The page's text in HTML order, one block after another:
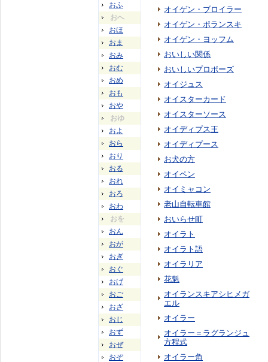
おふ
おへ
おほ
おま
おみ
おむ
おめ
おも
おや
おゆ
およ
おら
おり
おる
おれ
おろ
おわ
おを
おん
おが
おぎ
おぐ
おげ
おご
おざ
おじ
おず
おぜ
おぞ
オイゲン・ブロイラー
オイゲン・ポランスキ
オイゲン・ヨッフム
おいしい関係
おいしいプロポーズ
オイジュス
オイスターカード
オイスターソース
オイディプス王
オイディプース
お犬の方
オイペン
オイミャコン
老山自転車館
おいらせ町
オイラト
オイラト語
オイラリア
花魁
オイランスキアシヒメガ
エル
オイラー
オイラー＝ラグランジュ
方程式
オイラー角